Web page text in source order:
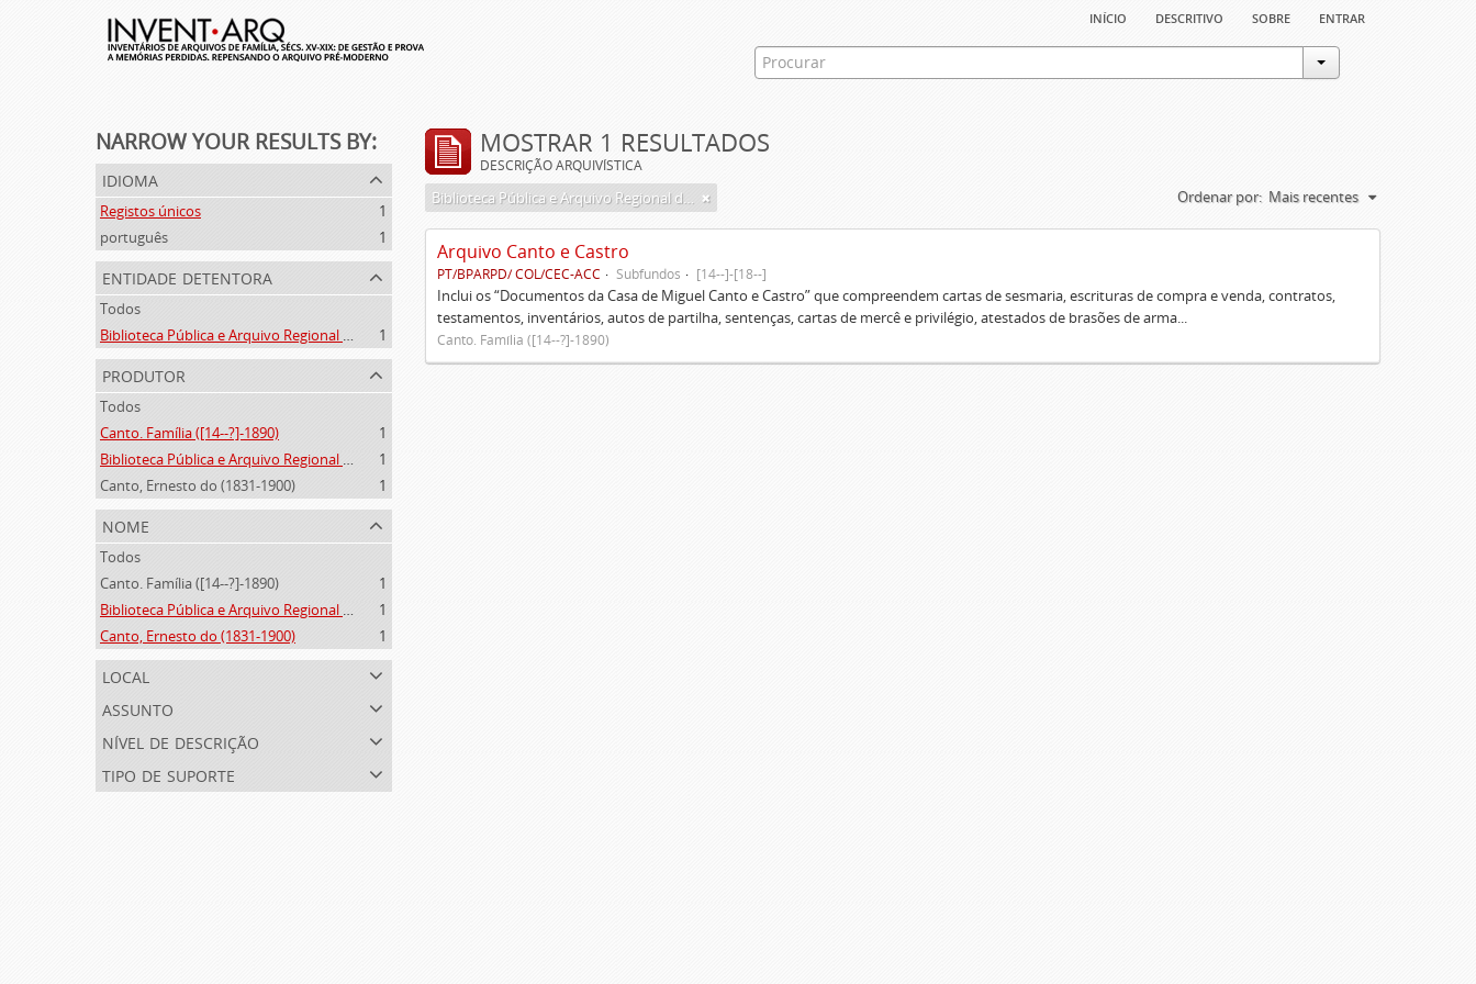
início descritivo sobre entrar
NARROW YOUR RESULTS BY:
idioma
Registos únicos
1
português
1
entidade detentora
Todos
Biblioteca Pública e Arquivo Regional de Ponta Delgada
1
produtor
Todos
Canto. Família ([14--?]-1890)
1
Biblioteca Pública e Arquivo Regional de Ponta Delgada (1841- )
1
Canto, Ernesto do (1831-1900)
1
nome
Todos
Canto. Família ([14--?]-1890)
1
Biblioteca Pública e Arquivo Regional de Ponta Delgada (1841- )
1
Canto, Ernesto do (1831-1900)
1
local
assunto
nível de descrição
tipo de suporte
MOSTRAR 1 RESULTADOS
DESCRIÇÃO ARQUIVÍSTICA
Biblioteca Pública e Arquivo Regional de Ponta Delgada Ordenar por: Mais recentes
Arquivo Canto e Castro
PT/BPARPD/ COL/CEC-ACC Subfundos [14--]-[18--]
Inclui os “Documentos da Casa de Miguel Canto e Castro” que compreendem cartas de sesmaria, escrituras de compra e venda, contratos,
testamentos, inventários, autos de partilha, sentenças, cartas de mercê e privilégio, atestados de brasões de arma...
Canto. Família ([14--?]-1890)